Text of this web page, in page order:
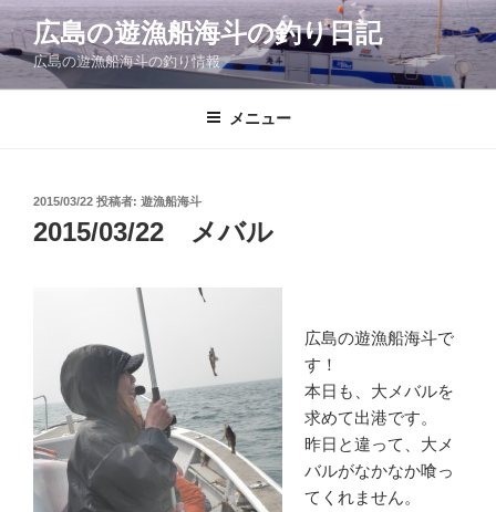
コ
ン
ン
広島の遊漁船海斗の釣り日記
広島の遊漁船海斗の釣り情報
メニュー
投
稿
日:
2015/03/22 投稿者: 遊漁船海斗
2015/03/22 メバル
広島の遊漁船海斗で
す！
本日も、大メバルを
求めて出港です。
昨日と違って、大メ
バルがなかなか喰っ
てくれません。